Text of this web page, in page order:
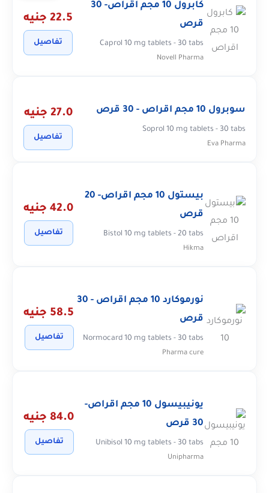
كابرول 10 مجم اقراص- 30
قرص
Caprol 10 mg tablets - 30 tabs
Novell Pharma
22.5 جنيه
تفاصيل
سوبرول 10 مجم اقراص - 30 قرص
Soprol 10 mg tablets - 30 tabs
Eva Pharma
27.0 جنيه
تفاصيل
بيستول 10 مجم اقراص- 20
قرص
Bistol 10 mg tablets - 20 tabs
Hikma
42.0 جنيه
تفاصيل
نورموكارد 10 مجم اقراص - 30
قرص
Normocard 10 mg tablets - 30 tabs
Pharma cure
58.5 جنيه
تفاصيل
يونيبيسول 10 مجم اقراص-
30 قرص
Unibisol 10 mg tablets - 30 tabs
Unipharma
84.0 جنيه
تفاصيل